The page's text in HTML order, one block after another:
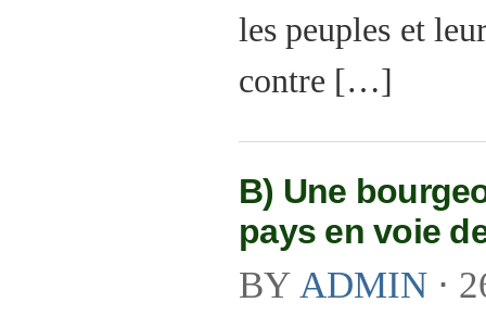
les peuples et
contre […]
B) Une
pays en voie
BY ADMIN ⋅